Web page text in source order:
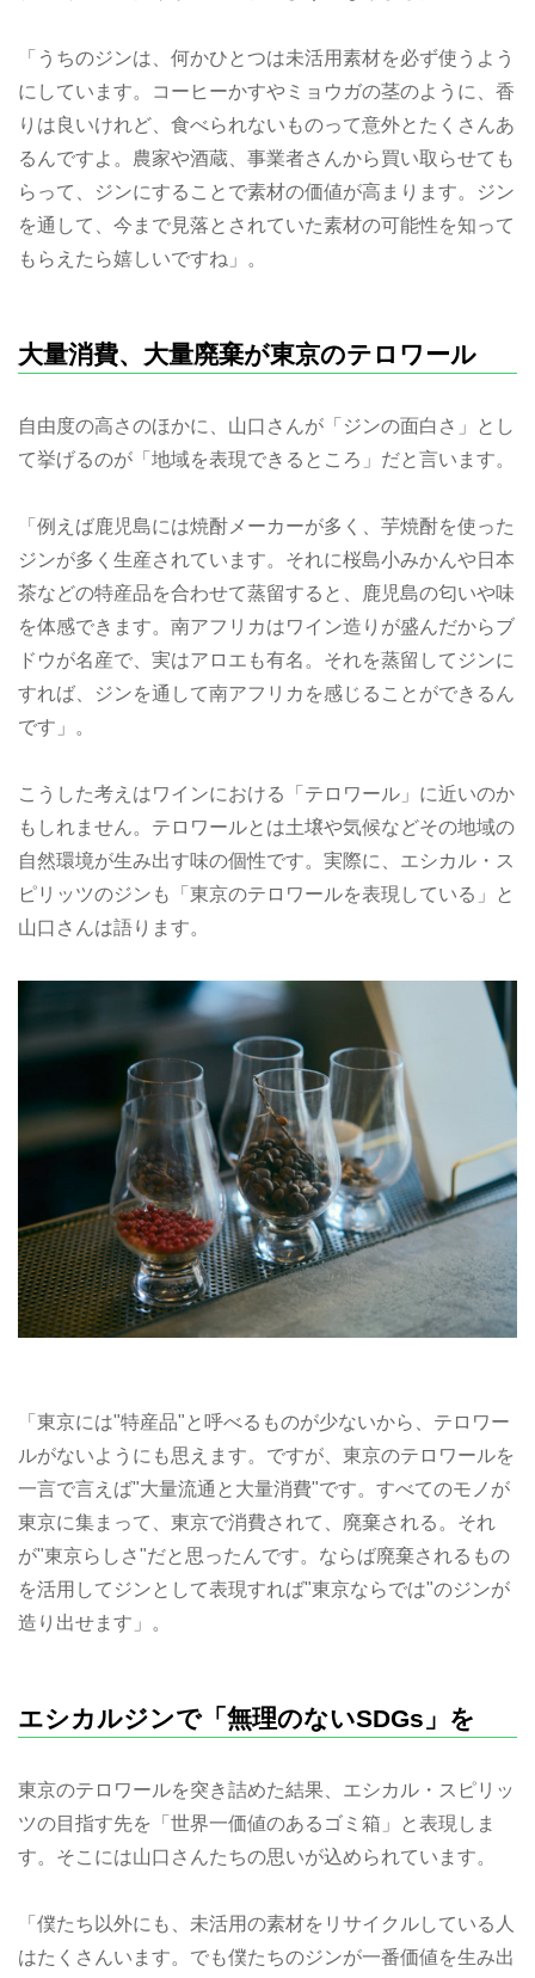
「うちのジンは、何かひとつは未活用素材を必ず使うよう
にしています。コーヒーかすやミョウガの茎のように、香
りは良いけれど、食べられないものって意外とたくさんあ
るんですよ。農家や酒蔵、事業者さんから買い取らせても
らって、ジンにすることで素材の価値が高まります。ジン
を通して、今まで見落とされていた素材の可能性を知って
もらえたら嬉しいですね」。
大量消費、大量廃棄が東京のテロワール
自由度の高さのほかに、山口さんが「ジンの面白さ」とし
て挙げるのが「地域を表現できるところ」だと言います。
「例えば鹿児島には焼酎メーカーが多く、芋焼酎を使った
ジンが多く生産されています。それに桜島小みかんや日本
茶などの特産品を合わせて蒸留すると、鹿児島の匂いや味
を体感できます。南アフリカはワイン造りが盛んだからブ
ドウが名産で、実はアロエも有名。それを蒸留してジンに
すれば、ジンを通して南アフリカを感じることができるん
です」。
こうした考えはワインにおける「テロワール」に近いのか
もしれません。テロワールとは土壌や気候などその地域の
自然環境が生み出す味の個性です。実際に、エシカル・ス
ピリッツのジンも「東京のテロワールを表現している」と
山口さんは語ります。
「東京には"特産品"と呼べるものが少ないから、テロワー
ルがないようにも思えます。ですが、東京のテロワールを
一言で言えば"大量流通と大量消費"です。すべてのモノが
東京に集まって、東京で消費されて、廃棄される。それ
が"東京らしさ"だと思ったんです。ならば廃棄されるもの
を活用してジンとして表現すれば"東京ならでは"のジンが
造り出せます」。
エシカルジンで「無理のないSDGs」を
東京のテロワールを突き詰めた結果、エシカル・スピリッ
ツの目指す先を「世界一価値のあるゴミ箱」と表現しま
す。そこには山口さんたちの思いが込められています。
「僕たち以外にも、未活用の素材をリサイクルしている人
はたくさんいます。でも僕たちのジンが一番価値を生み出